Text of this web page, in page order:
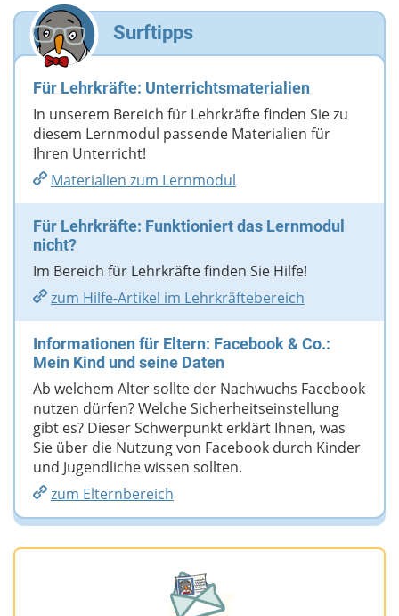
Deine Nachricht
Surftipps
Für Lehrkräfte: Unterrichtsmaterialien
In unserem Bereich für Lehrkräfte finden Sie zu
diesem Lernmodul passende Materialien für
Ihren Unterricht!
Materialien zum Lernmodul
Für Lehrkräfte: Funktioniert das Lernmodul
nicht?
Im Bereich für Lehrkräfte finden Sie Hilfe!
zum Hilfe-Artikel im Lehrkräftebereich
Informationen für Eltern: Facebook & Co.:
Mein Kind und seine Daten
Ab welchem Alter sollte der Nachwuchs Facebook
nutzen dürfen? Welche Sicherheitseinstellung
gibt es? Dieser Schwerpunkt erklärt Ihnen, was
Sie über die Nutzung von Facebook durch Kinder
und Jugendliche wissen sollten.
zum Elternbereich